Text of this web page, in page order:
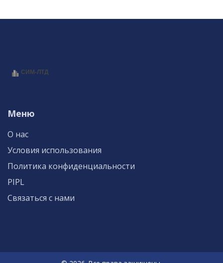
Меню
О нас
Условия использования
Политика конфиденциальности
PIPL
Связаться с нами